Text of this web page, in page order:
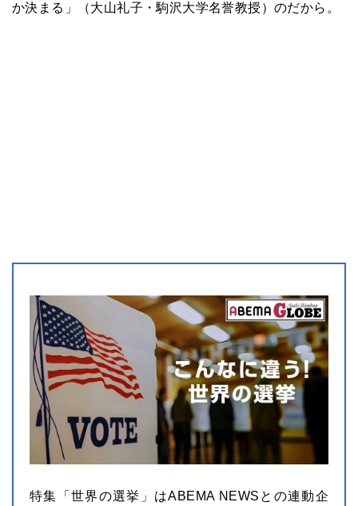
か決まる」（大山礼子・駒沢大学名誉教授）のだから。
特集「世界の選挙」はABEMA NEWSとの連動企